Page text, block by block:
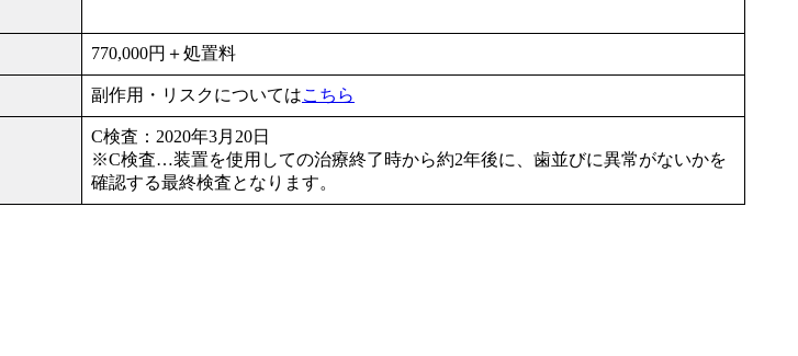
770,000円＋処置料
副作用・リスクについてはこちら
C検査：2020年3月20日
※C検査…装置を使用しての治療終了時から約2年後に、歯並びに異常がないかを
確認する最終検査となります。